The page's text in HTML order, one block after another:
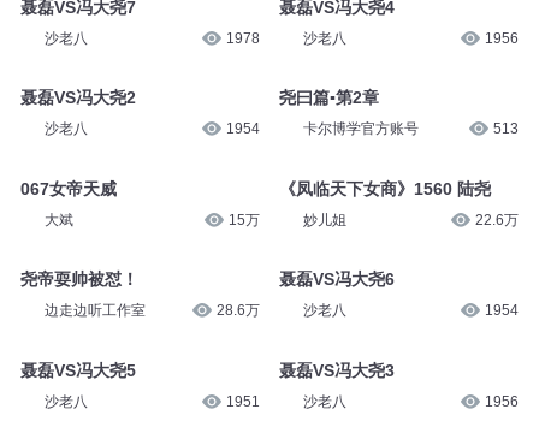
聂磊VS冯大尧7
沙老八 1978
聂磊VS冯大尧2
沙老八 1954
067女帝天威
大斌 15万
尧帝耍帅被怼！
边走边听工作室 28.6万
聂磊VS冯大尧5
沙老八 1951
聂磊VS冯大尧4
沙老八 1956
尧曰篇▪第2章
卡尔博学官方账号 513
《凤临天下女商》1560 陆尧
妙儿姐 22.6万
聂磊VS冯大尧6
沙老八 1954
聂磊VS冯大尧3
沙老八 1956